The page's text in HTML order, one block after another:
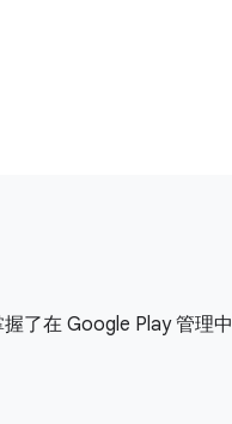
了在 Google Play 管理